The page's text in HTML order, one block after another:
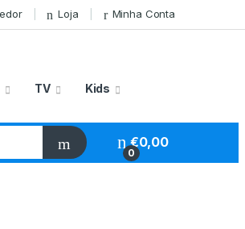
Loja Minha Conta
TV Kids
0
€0,00